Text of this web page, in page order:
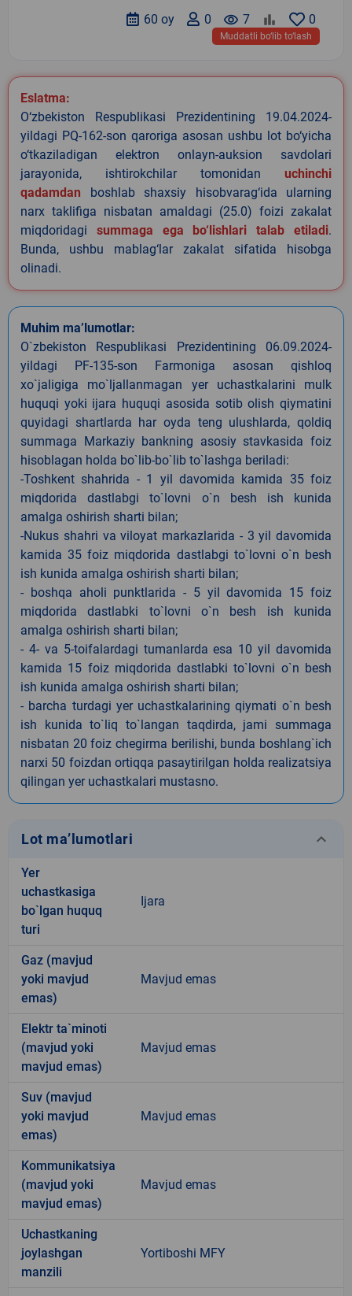
0
remove_red_eye 7
0
60 oy
Muddatli bo‘lib to‘lash
Eslatma:
O‘zbekiston Respublikasi Prezidentining 19.04.2024-
yildagi PQ-162-son qaroriga asosan ushbu lot bo‘yicha
o‘tkaziladigan elektron onlayn-auksion savdolari
jarayonida, ishtirokchilar tomonidan uchinchi
qadamdan boshlab shaxsiy hisobvarag‘ida ularning
narx taklifiga nisbatan amaldagi (25.0) foizi zakalat
miqdoridagi summaga ega bo‘lishlari talab etiladi.
Bunda, ushbu mablag‘lar zakalat sifatida hisobga
olinadi.
Muhim ma’lumotlar:
O`zbekiston Respublikasi Prezidentining 06.09.2024-
yildagi PF-135-son Farmoniga asosan qishloq
xo`jaligiga mo`ljallanmagan yer uchastkalarini mulk
huquqi yoki ijara huquqi asosida sotib olish qiymatini
quyidagi shartlarda har oyda teng ulushlarda, qoldiq
summaga Markaziy bankning asosiy stavkasida foiz
hisoblagan holda bo`lib-bo`lib to`lashga beriladi:
-Toshkent shahrida - 1 yil davomida kamida 35 foiz
miqdorida dastlabgi to`lovni o`n besh ish kunida
amalga oshirish sharti bilan;
-Nukus shahri va viloyat markazlarida - 3 yil davomida
kamida 35 foiz miqdorida dastlabgi to`lovni o`n besh
ish kunida amalga oshirish sharti bilan;
- boshqa aholi punktlarida - 5 yil davomida 15 foiz
miqdorida dastlabki to`lovni o`n besh ish kunida
amalga oshirish sharti bilan;
- 4- va 5-toifalardagi tumanlarda esa 10 yil davomida
kamida 15 foiz miqdorida dastlabki to`lovni o`n besh
ish kunida amalga oshirish sharti bilan;
- barcha turdagi yer uchastkalarining qiymati o`n besh
ish kunida to`liq to`langan taqdirda, jami summaga
nisbatan 20 foiz chegirma berilishi, bunda boshlang`ich
narxi 50 foizdan ortiqqa pasaytirilgan holda realizatsiya
qilingan yer uchastkalari mustasno.
Lot ma’lumotlari keyboard_arrow_down
Yer
uchastkasiga
bo`lgan huquq
turi
Ijara
Gaz (mavjud
yoki mavjud
emas)
Mavjud emas
Elektr ta`minoti
(mavjud yoki
mavjud emas)
Mavjud emas
Suv (mavjud
yoki mavjud
emas)
Mavjud emas
Kommunikatsiya
(mavjud yoki
mavjud emas)
Mavjud emas
Uchastkaning
joylashgan
manzili
Yortiboshi MFY